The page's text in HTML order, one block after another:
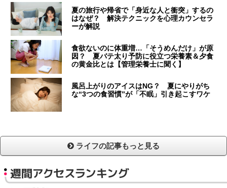
夏の旅行や帰省で「身近な人と衝突」するの
はなぜ？ 解決テクニックを心理カウンセラ
ーが解説
食欲ないのに体重増…「そうめんだけ」が原
因？ 夏バテ太り予防に役立つ栄養素＆夕食
の黄金比とは【管理栄養士に聞く】
風呂上がりのアイスはNG？ 夏にやりがち
な“3つの食習慣”が「不眠」引き起こすワケ
ライフの記事もっと見る
週間アクセスランキング